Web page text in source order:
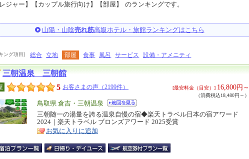
ャー】【カップル旅行向け】【部屋】
のランキングです。
山陽・山陰売れ筋高級ホテル・旅館ランキングはこちら
ング項目] 総合 立地 部屋 食事 風呂 サービス 設備・アメニティ
三朝温泉 三朝館
5 お客さまの声（2199件） [最安料金（目安）] 16,800円～
（消費税込18,480円～）
エ
リ
ア
鳥取県 倉吉・三朝温泉
特
徴
三朝随一の湯量を誇る温泉自慢の宿◆楽天トラベル日本の宿アワード
2024｜楽天トラベル ブロンズアワード 2025受賞
お気に入りに追加